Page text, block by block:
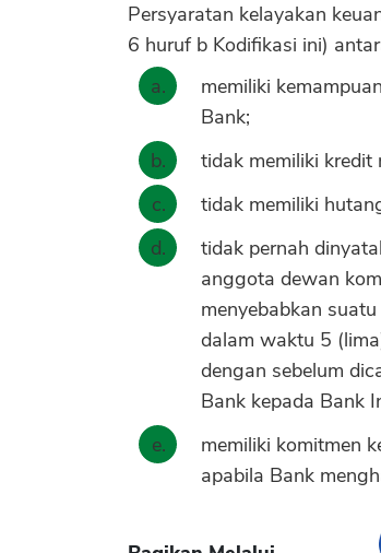
Persyaratan kelayakan
6 huruf b Kodifikasi ini)
memiliki
Bank;
tidak memiliki kredit
tidak memiliki
tidak pernah
anggota dewan
menyebabkan
dalam waktu 5
dengan sebelum
Bank kepada Bank
memiliki komitmen
apabila Bank